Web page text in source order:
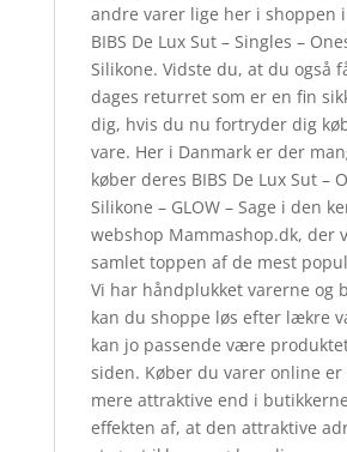
andre varer lige her i shoppen
BIBS De Lux Sut – Singles –
Silikone. Vidste du, at du også
dages returret som er en fin
dig, hvis du nu fortryder dig
vare. Her i Danmark er der
køber deres BIBS De Lux Sut –
Silikone – GLOW – Sage i den
webshop Mammashop.dk, der
samlet toppen af de mest
Vi har håndplukket varerne og
kan du shoppe løs efter lækre
kan jo passende være
siden. Køber du varer online
mere attraktive end i
effekten af, at den attraktive